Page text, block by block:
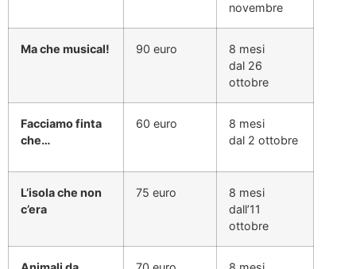
novembre
Ma che musical! 90 euro
8 mesi
dal 26
ottobre
Facciamo finta
che…
60 euro
8 mesi
dal 2 ottobre
L’isola che non
c’era
75 euro
8 mesi
dall’11
ottobre